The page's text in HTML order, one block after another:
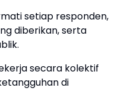
setiap responden,
diberikan, serta
secara kolektif
di